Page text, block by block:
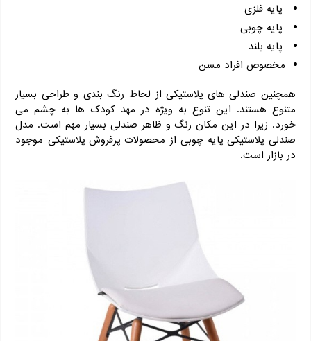
پایه فلزی
پایه چوبی
پایه بلند
مخصوص افراد مسن
همچنین صندلی های پلاستیکی از لحاظ رنگ بندی و طراحی بسیار
متنوع هستند. این تنوع به ویژه در مهد کودک ها به چشم می
خورد. زیرا در این مکان رنگ و ظاهر صندلی بسیار مهم است. مدل
صندلی پلاستیکی پایه چوبی از محصولات پرفروش پلاستیکی موجود
در بازار است.